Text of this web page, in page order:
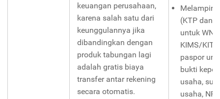
keuangan perusahaan,
karena salah satu dari
keunggulannya jika
dibandingkan dengan
produk tabungan lagi
adalah gratis biaya
transfer antar rekening
secara otomatis.
(KTP dan
untuk WNI,
KIMS/
paspor
bukti
usaha,
usaha,